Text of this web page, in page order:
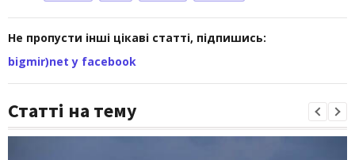
Не пропусти інші цікаві статті, підпишись:
bigmir)net у facebook
Статті на тему